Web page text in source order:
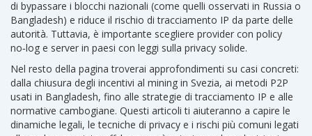
di bypassare i blocchi nazionali (come quelli osservati in Russia o
Bangladesh) e riduce il rischio di tracciamento IP da parte delle
autorità. Tuttavia, è importante scegliere provider con policy
no‑log e server in paesi con leggi sulla privacy solide.
Nel resto della pagina troverai approfondimenti su casi concreti:
dalla chiusura degli incentivi al mining in Svezia, ai metodi P2P
usati in Bangladesh, fino alle strategie di tracciamento IP e alle
normative cambogiane. Questi articoli ti aiuteranno a capire le
dinamiche legali, le tecniche di privacy e i rischi più comuni legati